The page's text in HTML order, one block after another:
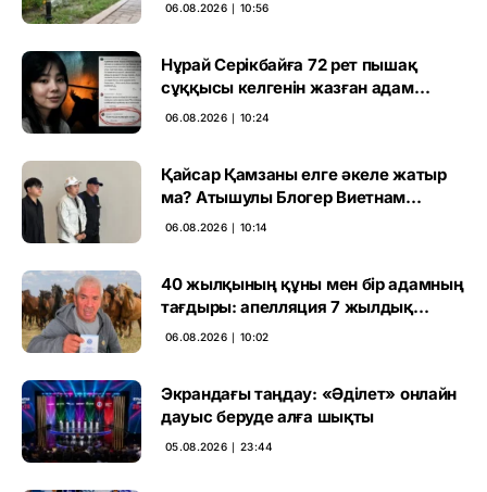
06.08.2026 ∣ 10:56
Нұрай Серікбайға 72 рет пышақ
сұққысы келгенін жазған адам
ұсталды
06.08.2026 ∣ 10:24
Қайсар Қамзаны елге әкеле жатыр
ма? Атышулы Блогер Виетнам
әуежайында көзге түсті
06.08.2026 ∣ 10:14
40 жылқының құны мен бір адамның
тағдыры: апелляция 7 жылдық
үкімді бұзды
06.08.2026 ∣ 10:02
Экрандағы таңдау: «Әділет» онлайн
дауыс беруде алға шықты
05.08.2026 ∣ 23:44